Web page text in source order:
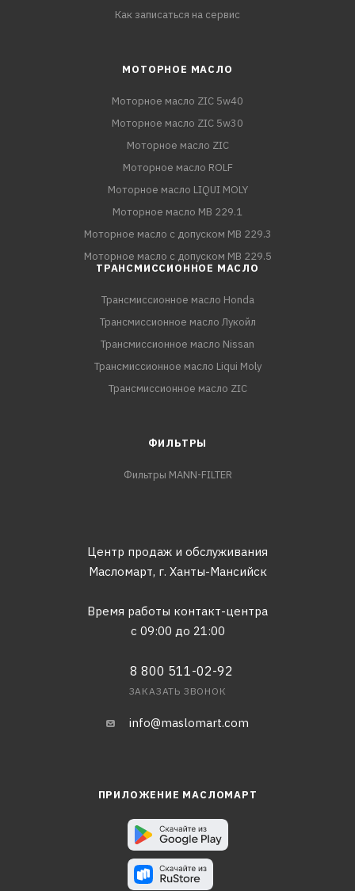
Как записаться на сервис
МОТОРНОЕ МАСЛО
Моторное масло ZIC 5w40
Моторное масло ZIC 5w30
Моторное масло ZIC
Моторное масло ROLF
Моторное масло LIQUI MOLY
Моторное масло MB 229.1
Моторное масло с допуском MB 229.3
Моторное масло с допуском MB 229.5
ТРАНСМИССИОННОЕ МАСЛО
Трансмиссионное масло Honda
Трансмиссионное масло Лукойл
Трансмиссионное масло Nissan
Трансмиссионное масло Liqui Moly
Трансмиссионное масло ZIC
ФИЛЬТРЫ
Фильтры MANN-FILTER
Центр продаж и обслуживания
Масломарт, г. Ханты-Мансийск
Время работы контакт-центра
с 09:00 до 21:00
8 800 511-02-92
ЗАКАЗАТЬ ЗВОНОК
info@maslomart.com
ПРИЛОЖЕНИЕ МАСЛОМАРТ